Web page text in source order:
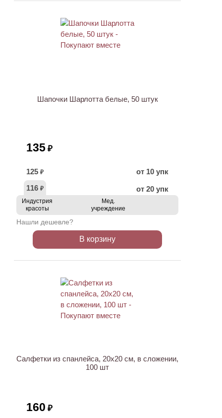
Шапочки Шарлотта белые, 50 штук
135 ₽
125 ₽
от 10 упк
116 ₽ от 20 упк
Индустрия
красоты
Мед.
учреждение
Нашли дешевле?
В корзину
Салфетки из спанлейса, 20х20 см, в сложении,
100 шт
160 ₽